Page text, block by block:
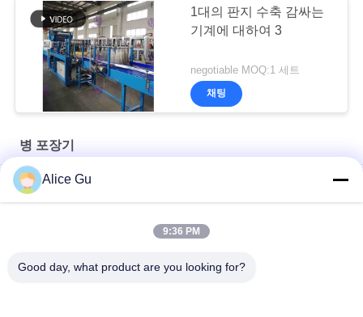
1대의 판지 수축 감싸는
기계에 대하여 3
negotiable MOQ:1 세트
채팅
병 포장기
비 탄산 음료를 위한 Sectionalized 500ml 병 포장기 살균제
Alice Gu
9:36 PM
Good day, what product are you looking for?